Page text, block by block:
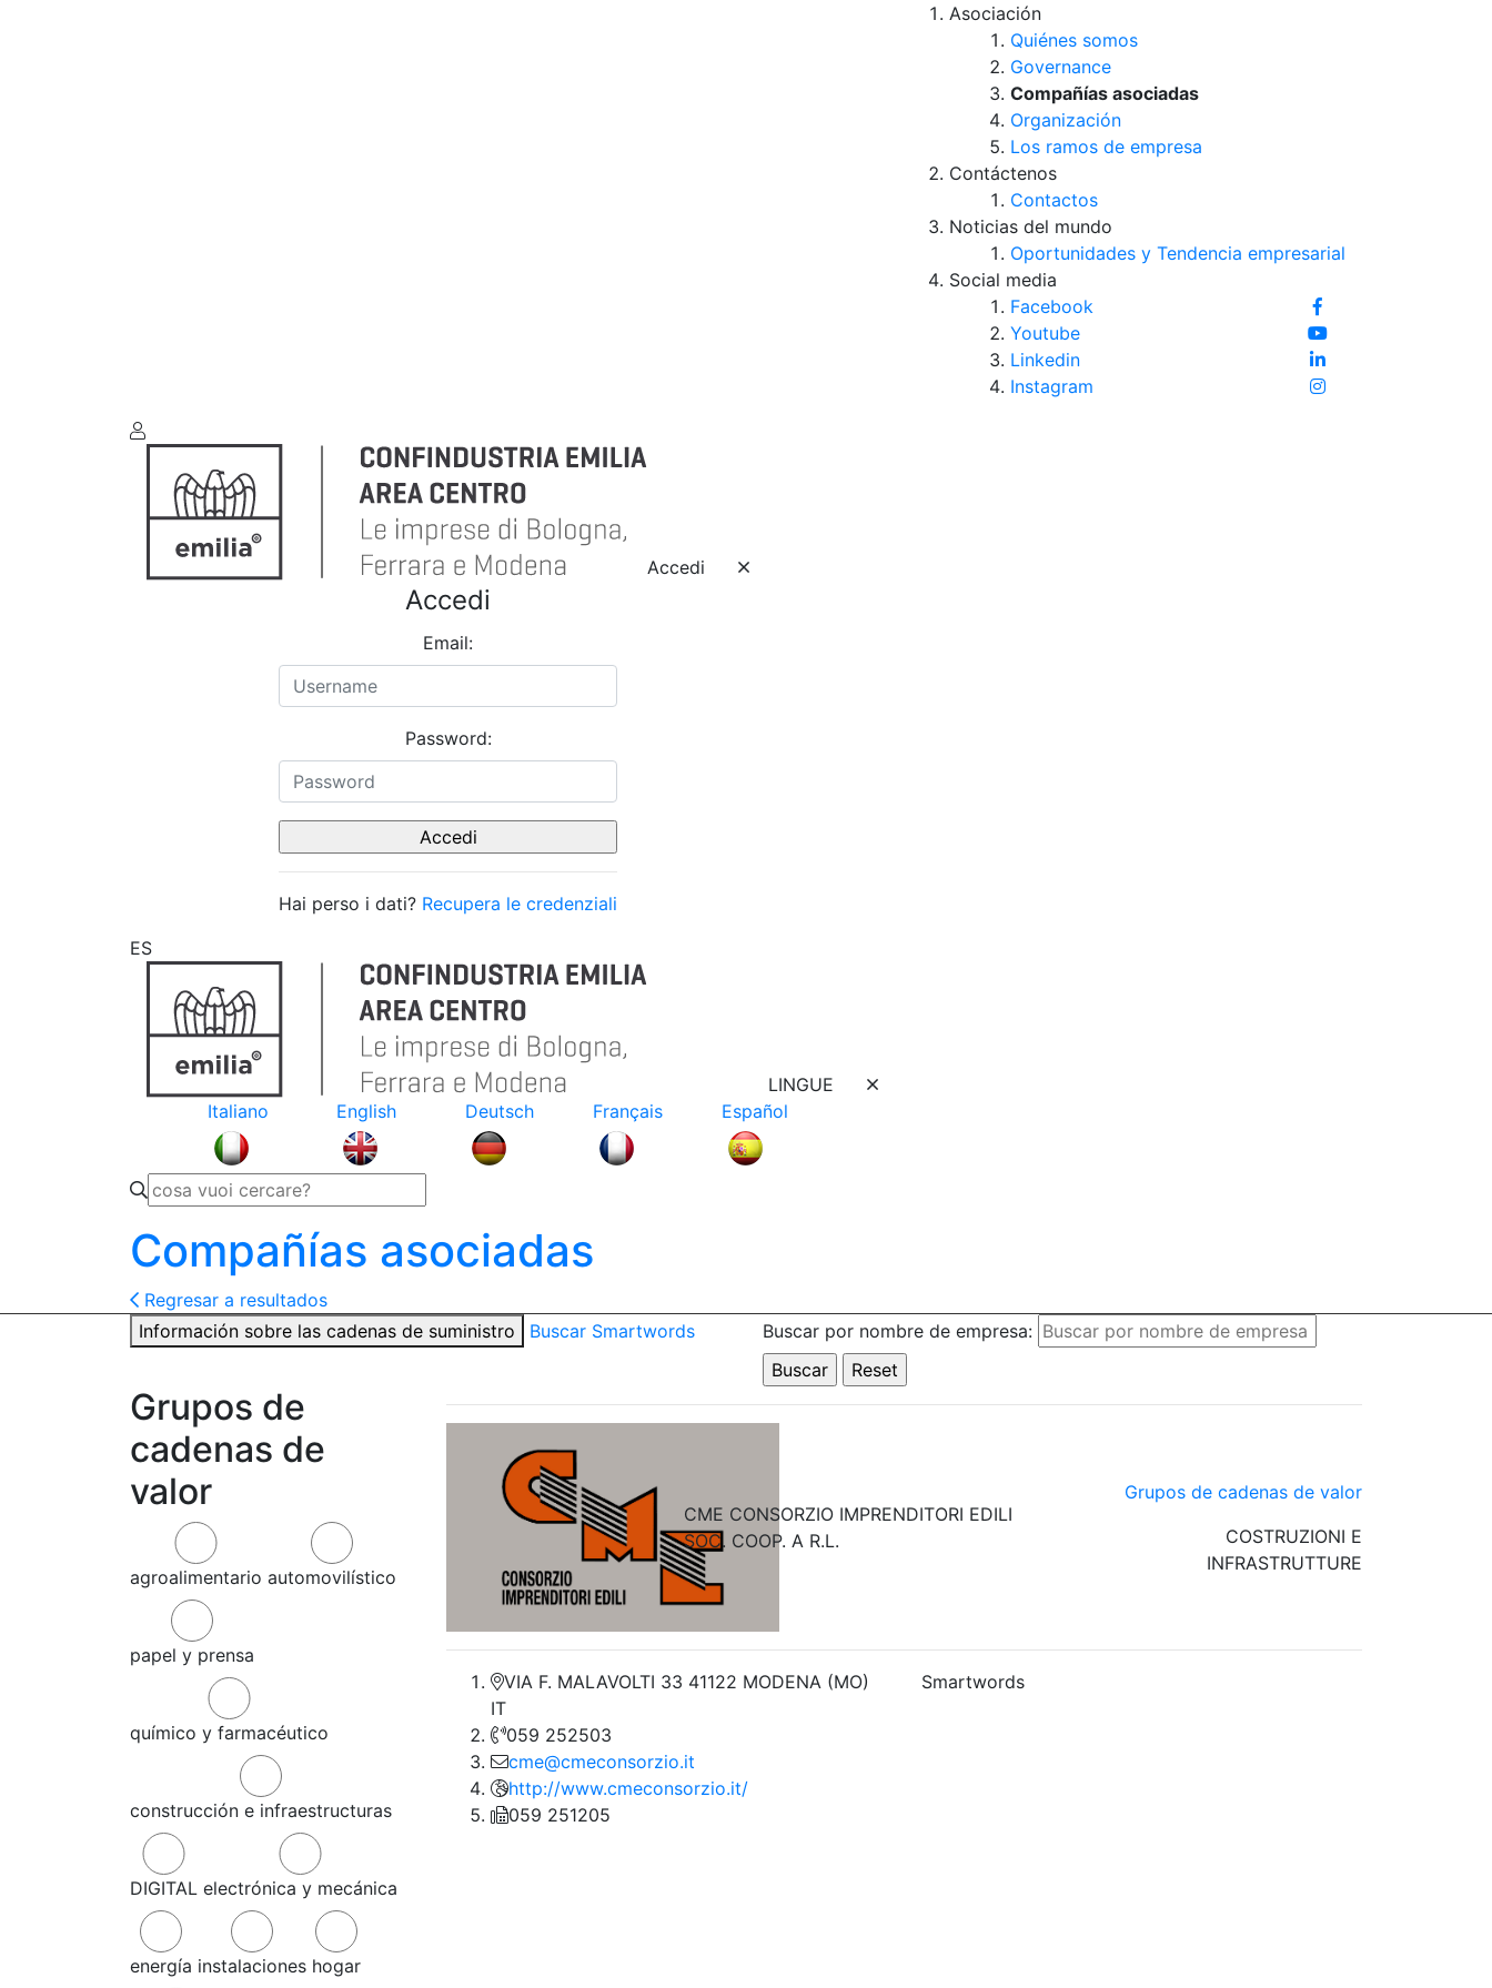
Asociación
Quiénes somos
Governance
Compañías asociadas
Organización
Los ramos de empresa
Contáctenos
Contactos
Noticias del mundo
Oportunidades y Tendencia empresarial
Social media
Facebook
Youtube
Linkedin
Instagram
Accedi
Accedi
Email:
Password:
Hai perso i dati? Recupera le credenziali
ES
LINGUE
Italiano
English Deutsch Français Español
Compañías asociadas
Regresar a resultados
Información sobre las cadenas de suministro
Buscar Smartwords Buscar por nombre de empresa:
Grupos de
cadenas de
valor
agroalimentario automovilístico
papel y prensa
químico y farmacéutico
construcción e infraestructuras
DIGITAL electrónica y mecánica
energía instalaciones hogar
CME CONSORZIO IMPRENDITORI EDILI
SOC. COOP. A R.L.
Grupos de cadenas de valor
COSTRUZIONI E
INFRASTRUTTURE
VIA F. MALAVOLTI 33 41122 MODENA (MO)
IT
059 252503
cme@cmeconsorzio.it
http://www.cmeconsorzio.it/
059 251205
Smartwords